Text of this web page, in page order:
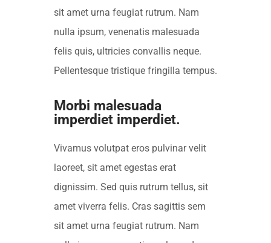
sit amet urna feugiat rutrum. Nam
nulla ipsum, venenatis malesuada
felis quis, ultricies convallis neque.
Pellentesque tristique fringilla tempus.
Morbi malesuada
imperdiet imperdiet.
Vivamus volutpat eros pulvinar velit
laoreet, sit amet egestas erat
dignissim. Sed quis rutrum tellus, sit
amet viverra felis. Cras sagittis sem
sit amet urna feugiat rutrum. Nam